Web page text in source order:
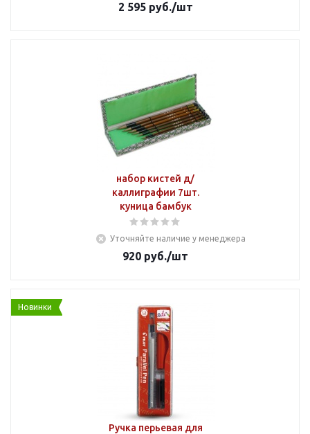
2 595руб./шт
набор кистей д/
каллиграфии 7шт.
куница бамбук
Уточняйте наличие у менеджера
920 руб./шт
Новинки
Ручка перьевая для